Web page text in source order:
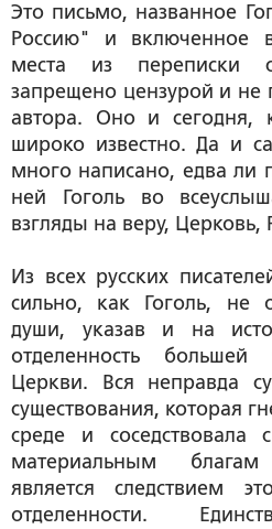
Это письмо, названное
Россию" и включенное
места из переписки
запрещено цензурой и не
автора. Оно и сегодня,
широко известно. Да и
много написано, едва ли
ней Гоголь во
взгляды на веру, Церковь,
Из всех русских
сильно, как Гоголь, не
души, указав и на
отделенность
Церкви. Вся неправда
существования, которая
среде и соседствовала
материальным
является следствием
отделенности.